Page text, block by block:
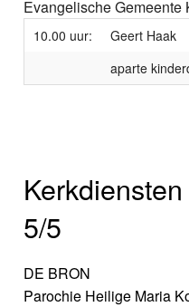
Evangelische Gemeente
10.00 uur:
Geert Haak
aparte
5/5
DE BRON
Parochie Heilige Maria